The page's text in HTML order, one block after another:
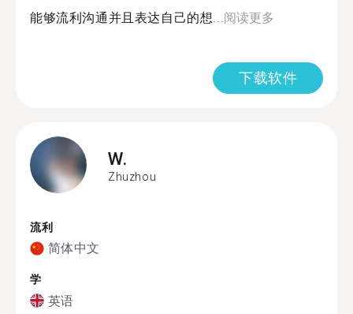
能够流利沟通并且表达自己的想... 阅读更多
下载软件
W.
Zhuzhou
流利
简体中文
学
英语